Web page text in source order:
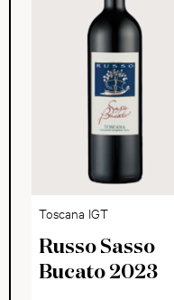
Toscana IGT
Russo Sasso
Bucato 2023